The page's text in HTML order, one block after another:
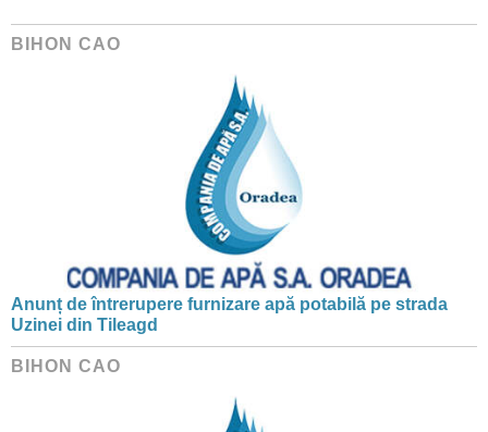
BIHON CAO
Anunț de întrerupere furnizare apă potabilă pe strada
Uzinei din Tileagd
BIHON CAO